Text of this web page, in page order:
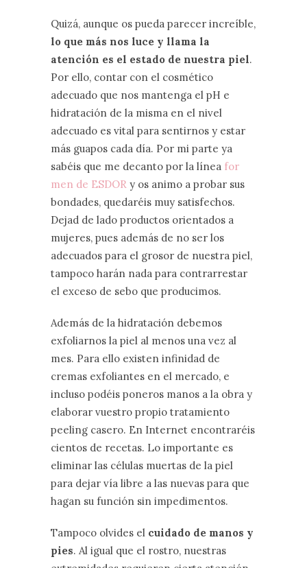
Quizá, aunque os pueda parecer increíble,
lo que más nos luce y llama la
atención es el estado de nuestra piel.
Por ello, contar con el cosmético
adecuado que nos mantenga el pH e
hidratación de la misma en el nivel
adecuado es vital para sentirnos y estar
más guapos cada día. Por mi parte ya
sabéis que me decanto por la línea for
men de ESDOR y os animo a probar sus
bondades, quedaréis muy satisfechos.
Dejad de lado productos orientados a
mujeres, pues además de no ser los
adecuados para el grosor de nuestra piel,
tampoco harán nada para contrarrestar
el exceso de sebo que producimos.
Además de la hidratación debemos
exfoliarnos la piel al menos una vez al
mes. Para ello existen infinidad de
cremas exfoliantes en el mercado, e
incluso podéis poneros manos a la obra y
elaborar vuestro propio tratamiento
peeling casero. En Internet encontraréis
cientos de recetas. Lo importante es
eliminar las células muertas de la piel
para dejar vía libre a las nuevas para que
hagan su función sin impedimentos.
Tampoco olvides el cuidado de manos y
pies. Al igual que el rostro, nuestras